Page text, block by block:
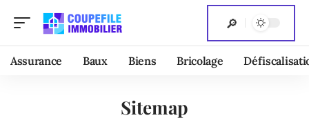
Assurance Baux Biens Bricolage
Sitemap